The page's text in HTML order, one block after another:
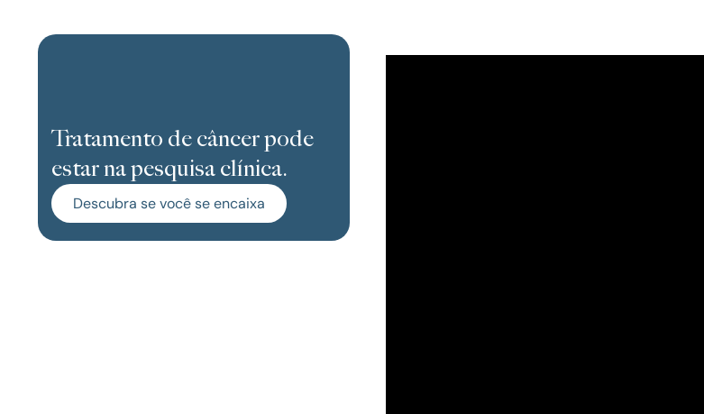
Tratamento de câncer pode
estar na pesquisa clínica.
Descubra se você se encaixa